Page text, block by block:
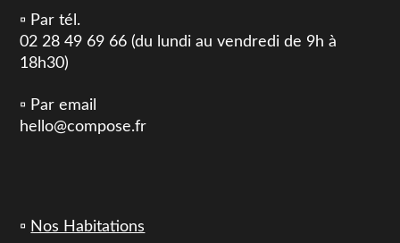
▫️ Par tél.
02 28 49 69 66 (du lundi au vendredi de 9h à
18h30)
▫️ Par email
hello@compose.fr
▫️ Nos Habitations